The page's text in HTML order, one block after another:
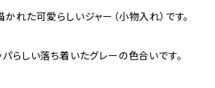
れた可愛らしいジャー（小物入れ）です。
パらしい落ち着いたグレーの色合いです。